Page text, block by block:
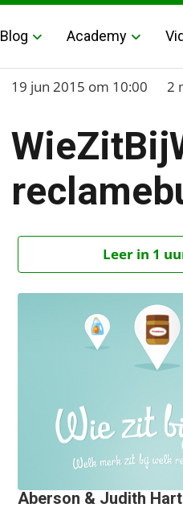
Blog Academy
Home
Blog
›
Alle artikelen
WieZitBijWie: Welk merk zit
19 jun 2015 om 10:00 2
Leer in 1
Aberson & Judith